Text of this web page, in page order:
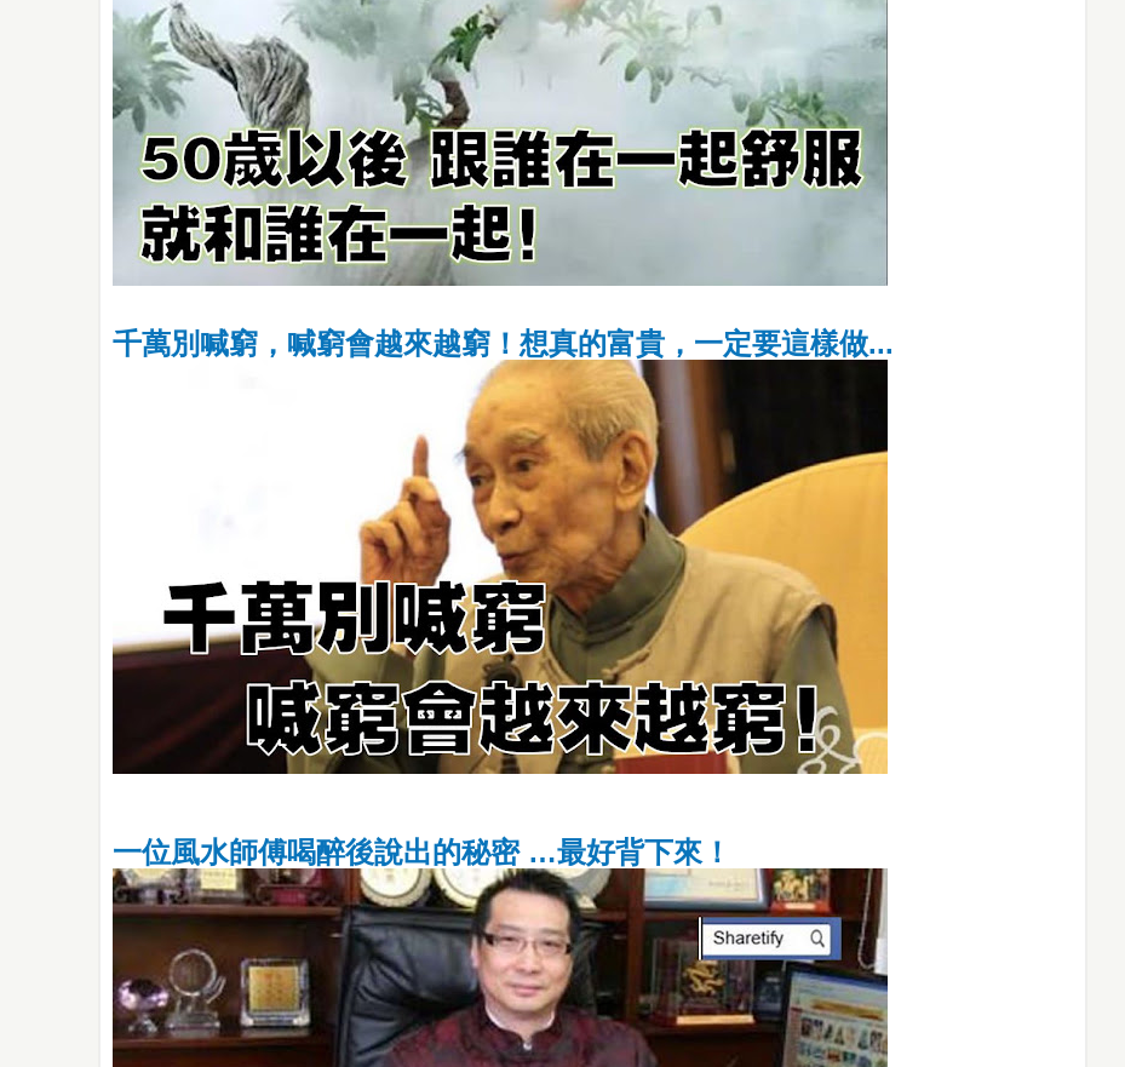
千萬別喊窮，喊窮會越來越窮！想真的富貴，一定要這樣做...
一位風水師傅喝醉後說出的秘密 …最好背下來！